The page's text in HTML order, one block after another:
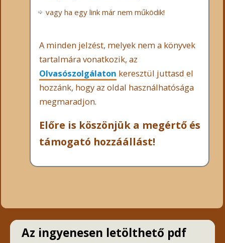
vagy ha egy link már nem működik!
A minden jelzést, melyek nem a könyvek
tartalmára vonatkozik, az
Olvasószolgálaton keresztül juttasd el
hozzánk, hogy az oldal használhatósága
megmaradjon.
Előre is köszönjük a megértő és
támogató hozzáállást!
Az ingyenesen letölthető pdf